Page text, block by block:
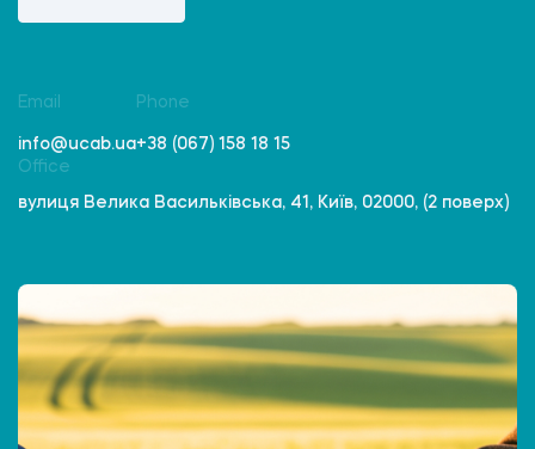
Email
info@ucab.ua
Phone
+38 (067) 158 18 15
Office
вулиця Велика Васильківська, 41, Київ, 02000, (2 поверх)